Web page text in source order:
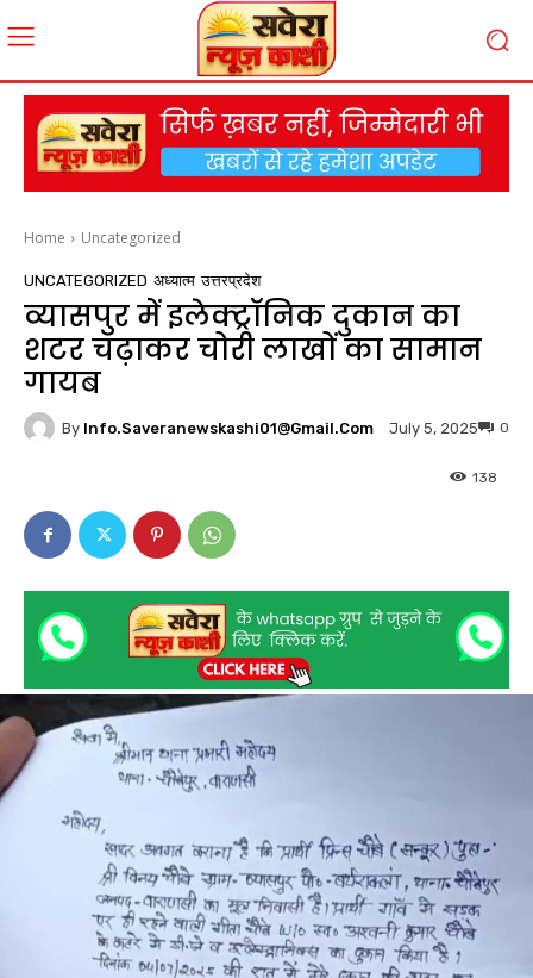
Home Uncategorized
UNCATEGORIZED अध्यात्म उत्तरप्रदेश
व्यासपुर में इलेक्ट्रॉनिक दुकान का
शटर चढ़ाकर चोरी लाखों का सामान
गायब
By Info.saveranewskashi01@gmail.com July 5, 2025 0
138